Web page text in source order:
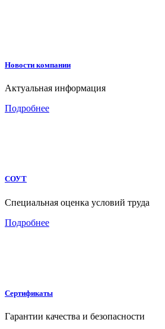
Новости компании
Актуальная информация
Подробнее
СОУТ
Специальная оценка условий труда
Подробнее
Сертификаты
Гарантии качества и безопасности